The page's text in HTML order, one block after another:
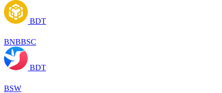
BDT
BNBBSC
BDT
BSW